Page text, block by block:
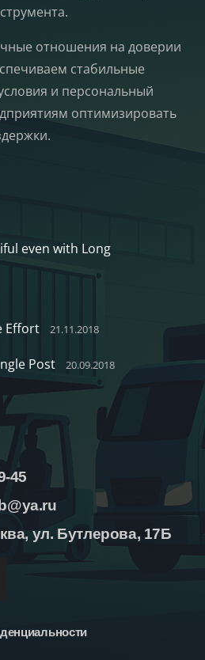
отношения на доверии
стабильные
и персональный
оптимизировать
even with Long
Effort 21.11.2018
Post 20.09.2018
45
ул. Бутлерова, 17Б